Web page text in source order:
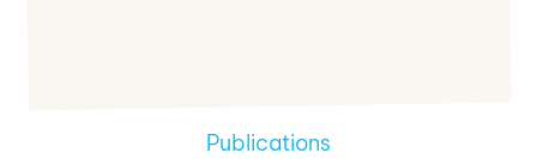
Publications